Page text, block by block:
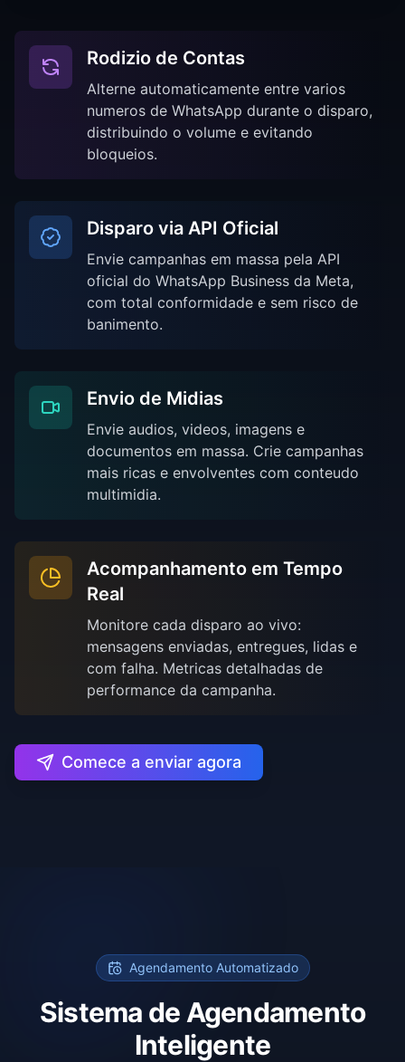
Rodizio de Contas
Alterne automaticamente entre varios
numeros de WhatsApp durante o disparo,
distribuindo o volume e evitando
bloqueios.
Disparo via API Oficial
Envie campanhas em massa pela API
oficial do WhatsApp Business da Meta,
com total conformidade e sem risco de
banimento.
Envio de Midias
Envie audios, videos, imagens e
documentos em massa. Crie campanhas
mais ricas e envolventes com conteudo
multimidia.
Acompanhamento em Tempo
Real
Monitore cada disparo ao vivo:
mensagens enviadas, entregues, lidas e
com falha. Metricas detalhadas de
performance da campanha.
Comece a enviar agora
Agendamento Automatizado
Sistema de Agendamento
Inteligente